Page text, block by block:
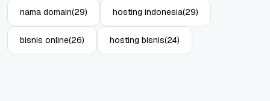
nama domain(29) hosting indonesia(29)
bisnis online(26) hosting bisnis(24)